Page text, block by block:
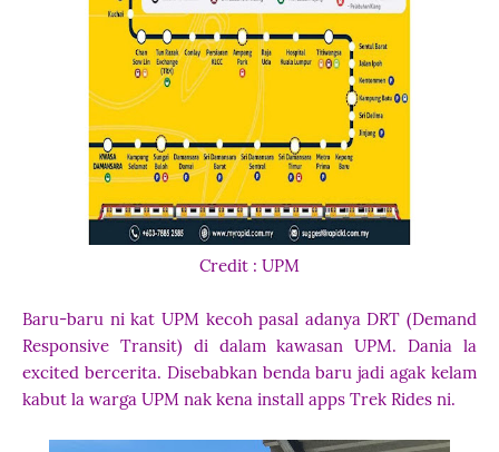
Credit : UPM
Baru-baru ni kat UPM kecoh pasal adanya DRT (Demand
Responsive Transit) di dalam kawasan UPM. Dania la
excited bercerita. Disebabkan benda baru jadi agak kelam
kabut la warga UPM nak kena install apps Trek Rides ni.